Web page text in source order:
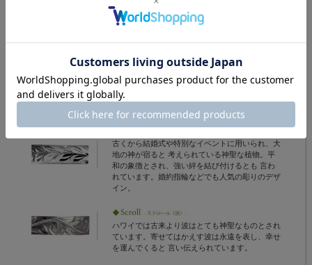
香りが高く生命力があふれる花として知られるプ
ルメリア。 ハワイを代表する伝説的な花で、歓
迎と愛を表すレイに用いられます。 プルメリア
を身に付けることにより自然から身を守ると言わ
古くから結婚式や特別なイベントに用いられ、大
地の神が宿ると 考えられている神聖な植物。平
和の象徴とされ、強い絆を結び付けるとも 言わ
れています。婚約指輪などでも人気の彫りのデザ
イン。
ハワイでは古来より波はとても神聖なものとされ
ています。寄せてはかえす波は永遠を表し、幸せ
を運んでくると 言い伝えられています。